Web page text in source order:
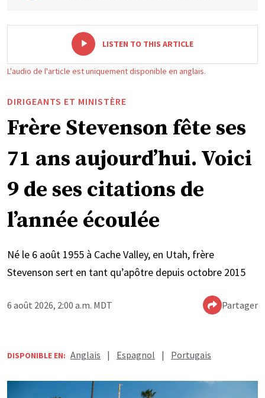
LISTEN TO THIS ARTICLE
L'audio de l'article est uniquement disponible en anglais.
DIRIGEANTS ET MINISTÈRE
Frère Stevenson fête ses
71 ans aujourd’hui. Voici
9 de ses citations de
l’année écoulée
Né le 6 août 1955 à Cache Valley, en Utah, frère
Stevenson sert en tant qu’apôtre depuis octobre 2015
6 août 2026, 2:00 a.m. MDT Partager
DISPONIBLE EN: Anglais | Espagnol | Portugais